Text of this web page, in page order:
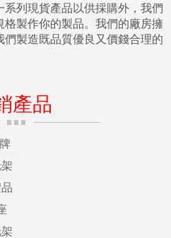
列現貨產品以供採購外，我們
製作你的製品。我們的廠房擁
製造既品質優良又價錢合理的
產品